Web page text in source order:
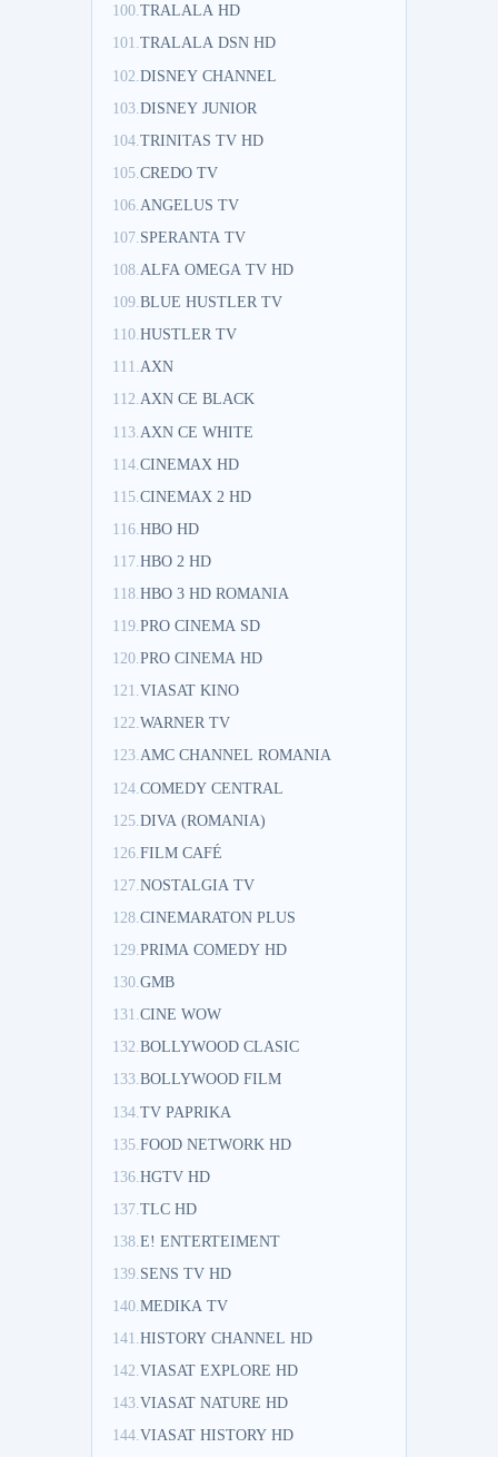
100.TRALALA HD
101.TRALALA DSN HD
102.DISNEY CHANNEL
103.DISNEY JUNIOR
104.TRINITAS TV HD
105.CREDO TV
106. ANGELUS TV
107. SPERANTA TV
108. ALFA OMEGA TV HD
109.BLUE HUSTLER TV
110.HUSTLER TV
111.AXN
112.AXN CE BLACK
113. AXN CE WHITE
114.CINEMAX HD
115.CINEMAX 2 HD
116.HBO HD
117.HBO 2 HD
118.HBO 3 HD ROMANIA
119.PRO CINEMA SD
120.PRO CINEMA HD
121.VIASAT KINO
122.WARNER TV
123.AMC CHANNEL ROMANIA
124.COMEDY CENTRAL
125.DIVA (ROMANIA)
126.FILM CAFÉ
127.NOSTALGIA TV
128.CINEMARATON PLUS
129.PRIMA COMEDY HD
130.GMB
131.CINE WOW
132.BOLLYWOOD CLASIC
133.BOLLYWOOD FILM
134.TV PAPRIKA
135.FOOD NETWORK HD
136.HGTV HD
137.TLC HD
138.E! ENTERTEIMENT
139. SENS TV HD
140.MEDIKA TV
141.HISTORY CHANNEL HD
142.VIASAT EXPLORE HD
143.VIASAT NATURE HD
144.VIASAT HISTORY HD